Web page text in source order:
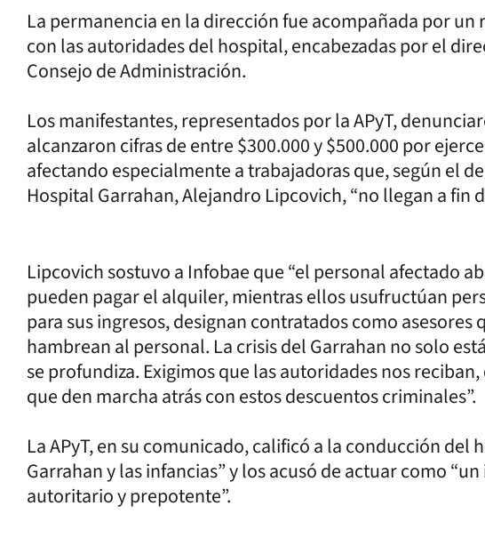
La permanencia en la dirección fue acompañada por
con las autoridades del hospital, encabezadas por el
Consejo de Administración.
Los manifestantes, representados por la APyT,
alcanzaron cifras de entre $300.000 y $500.000 por
afectando especialmente a trabajadoras que, según el
Hospital Garrahan, Alejandro Lipcovich, “no llegan a fin
Lipcovich sostuvo a Infobae que “el personal afectado
pueden pagar el alquiler, mientras ellos usufructúan
para sus ingresos, designan contratados como asesores
hambrean al personal. La crisis del Garrahan no solo
se profundiza. Exigimos que las autoridades nos
que den marcha atrás con estos descuentos criminales”.
La APyT, en su comunicado, calificó a la conducción del
Garrahan y las infancias” y los acusó de actuar como
autoritario y prepotente”.